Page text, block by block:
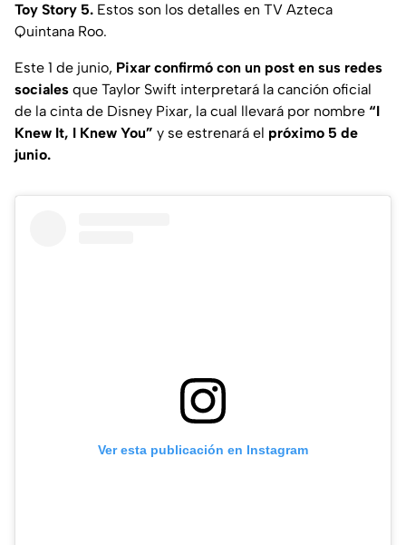
Toy Story 5. Estos son los detalles en TV Azteca
Quintana Roo.
Este 1 de junio, Pixar confirmó con un post en sus redes
sociales que Taylor Swift interpretará la canción oficial
de la cinta de Disney Pixar, la cual llevará por nombre “I
Knew It, I Knew You” y se estrenará el próximo 5 de
junio.
Ver esta publicación en Instagram